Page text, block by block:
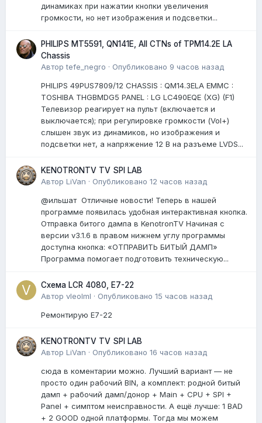
динамиках при нажатии кнопки увеличения
громкости, но нет изображения и подсветки...
PHILIPS MT5591, QN141E, All CTNs of TPM14.2E LA
Chassis
Авторtefe_negro · Опубликовано 9 часов назад
PHILIPS 49PUS7809/12 CHASSIS : QM14.3ELA EMMC :
TOSHIBA THGBMDG5 PANEL : LG LC490EQE (XG) (F1)
Телевизор реагирует на пульт (включается и
выключается); при регулировке громкости (Vol+)
слышен звук из динамиков, но изображения и
подсветки нет, а напряжение 12 В на разъеме LVDS...
KENOTRONTV TV SPI LAB
Автор LiVan · Опубликовано 12 часов назад
@ильшат Отличные новости! Теперь в нашей
программе появилась удобная интерактивная кнопка.
Отправка битого дампа в KenotronTV Начиная с
версии v3.1.6 в правом нижнем углу программы
доступна кнопка: «ОТПРАВИТЬ БИТЫЙ ДАМП»
Программа помогает подготовить техническую...
Схема LCR 4080, E7-22
Автор vleolml · Опубликовано 15 часов назад
Ремонтирую E7-22
KENOTRONTV TV SPI LAB
Автор LiVan · Опубликовано 16 часов назад
сюда в коментарии можно. Лучший вариант — не
просто один рабочий BIN, а комплект: родной битый
дамп + рабочий дамп/донор + Main + CPU + SPI +
Panel + симптом неисправности. А ещё лучше: 1 BAD
+ 2 GOOD одной платформы. Тогда мы можем